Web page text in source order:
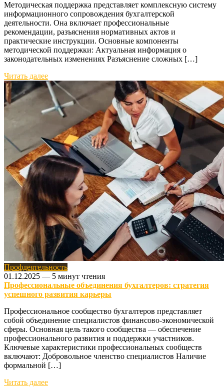
Методическая поддержка представляет комплексную систему
информационного сопровождения бухгалтерской
деятельности. Она включает профессиональные
рекомендации, разъяснения нормативных актов и
практические инструкции. Основные компоненты
методической поддержки: Актуальная информация о
законодательных изменениях Разъяснение сложных […]
Читать далее
Профдеятельность
01.12.2025 — 5 минут чтения
Профессиональные объединения бухгалтеров: стратегия
успешного развития карьеры
Профессиональное сообщество бухгалтеров представляет
собой объединение специалистов финансово-экономической
сферы. Основная цель такого сообщества — обеспечение
профессионального развития и поддержки участников.
Ключевые характеристики профессиональных сообществ
включают: Добровольное членство специалистов Наличие
формальной […]
Читать далее